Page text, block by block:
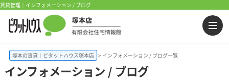
賃貸管理｜インフォメーション / ブログ
塚本の賃貸｜ピタットハウス塚本店 インフォメーション / ブログ一覧
インフォメーション / ブログ